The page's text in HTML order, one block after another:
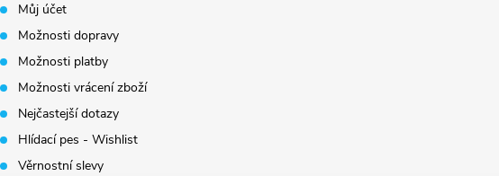
Můj účet
Možnosti dopravy
Možnosti platby
Možnosti vrácení zboží
Nejčastejší dotazy
Hlídací pes - Wishlist
Věrnostní slevy